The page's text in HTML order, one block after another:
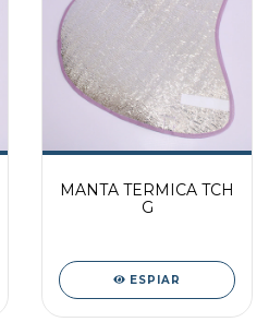
MANTA TERMICA TCH
G
ESPIAR